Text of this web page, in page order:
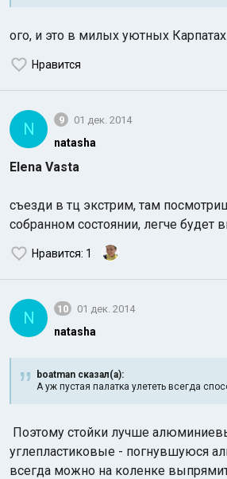
ого, и это в милых уютных
Нравится
N 9 01 дек. 2014
natasha
Elena Vasta
съезди в тц экстрим, там
собранном состоянии, легче будет
Нравится: 1
N 10 01 дек. 2014
natasha
boatman сказал(а):
А уж пустая палатка улететь всегда
Поэтому стойки лучше
углепластиковые - погнувшуюся
всегда можно на коленке